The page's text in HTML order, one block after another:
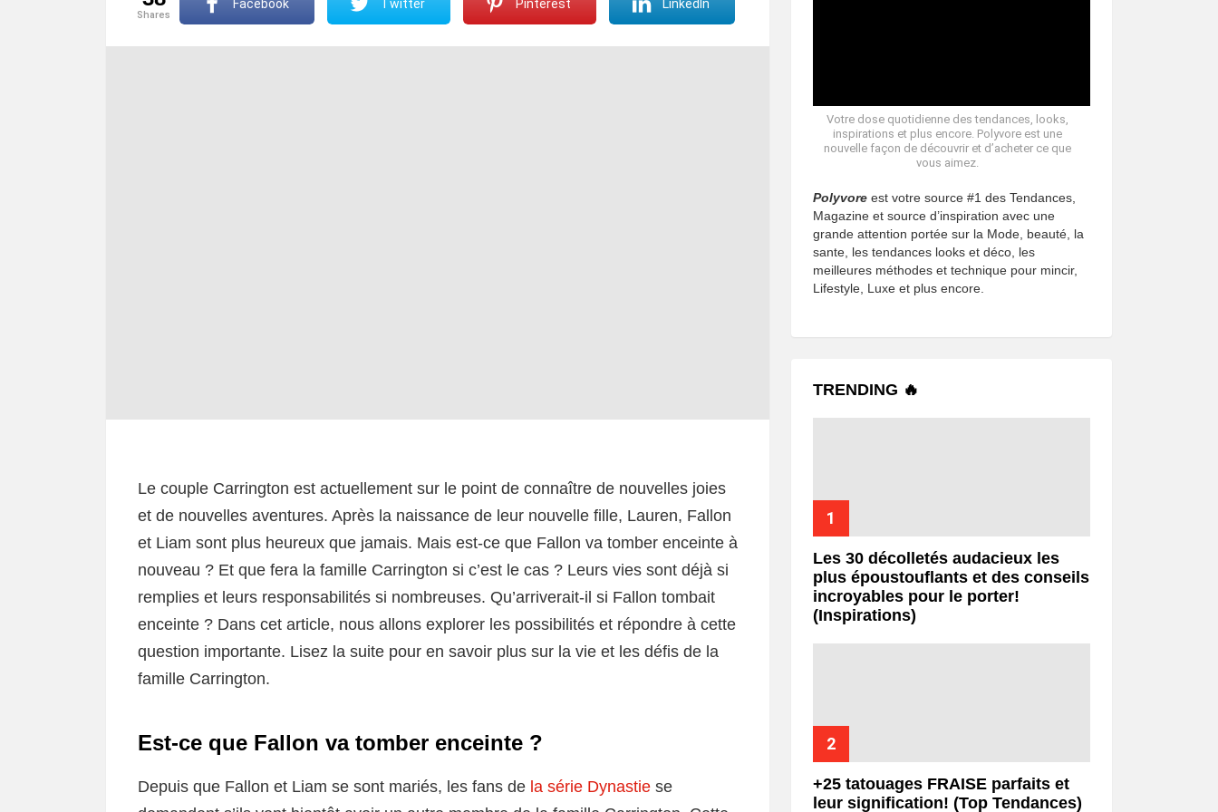
shares
Facebook Twitter Pinterest LinkedIn
Le couple Carrington est actuellement sur le point de connaître de nouvelles joies
et de nouvelles aventures. Après la naissance de leur nouvelle fille, Lauren, Fallon
et Liam sont plus heureux que jamais. Mais est-ce que Fallon va tomber enceinte à
nouveau ? Et que fera la famille Carrington si c’est le cas ? Leurs vies sont déjà si
remplies et leurs responsabilités si nombreuses. Qu’arriverait-il si Fallon tombait
enceinte ? Dans cet article, nous allons explorer les possibilités et répondre à cette
question importante. Lisez la suite pour en savoir plus sur la vie et les défis de la
famille Carrington.
Est-ce que Fallon va tomber enceinte ?
Depuis que Fallon et Liam se sont mariés, les fans de la série Dynastie se
Votre dose quotidienne des tendances, looks,
inspirations et plus encore. Polyvore est une
nouvelle façon de découvrir et d’acheter ce que
vous aimez.
Polyvore est votre source #1 des Tendances,
Magazine et source d’inspiration avec une
grande attention portée sur la Mode, beauté, la
sante, les tendances looks et déco, les
meilleures méthodes et technique pour mincir,
Lifestyle, Luxe et plus encore.
TRENDING 🔥
Les 30 décolletés audacieux les
plus époustouflants et des conseils
incroyables pour le porter!
(Inspirations)
+25 tatouages ​​FRAISE parfaits et
leur signification! (Top Tendances)